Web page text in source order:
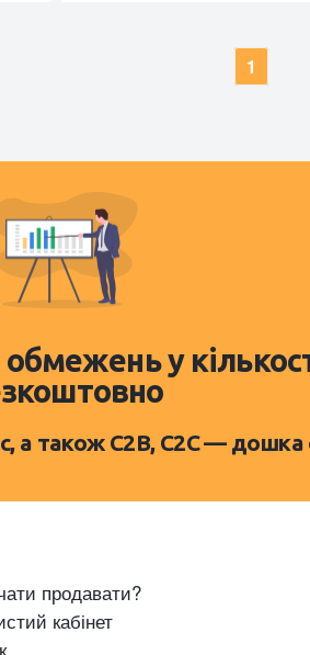
1
у
а також C2B, C2C —
продавати?
кабінет